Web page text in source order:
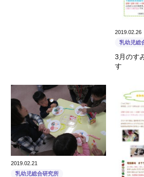
2019.02.26
乳幼児総
3月のす
す
2019.02.21
乳幼児総合研究所